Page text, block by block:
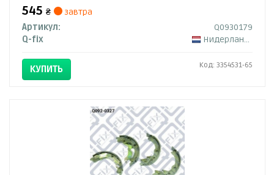
545 ₴
завтра
Артикул:
Q0930179
Q-fix
Нидерланды
КУПИТЬ Код: 3354531-65